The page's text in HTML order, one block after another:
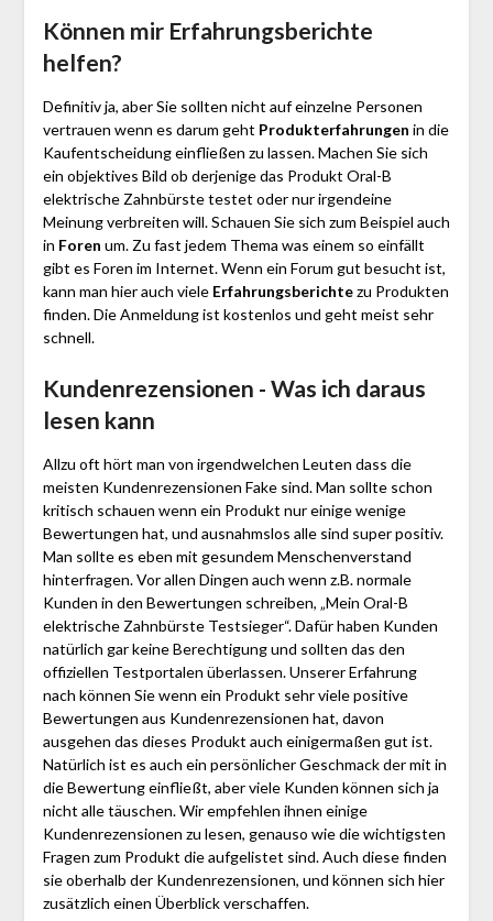
Können mir Erfahrungsberichte
helfen?
Definitiv ja, aber Sie sollten nicht auf einzelne Personen
vertrauen wenn es darum geht Produkterfahrungen in die
Kaufentscheidung einfließen zu lassen. Machen Sie sich
ein objektives Bild ob derjenige das Produkt Oral-B
elektrische Zahnbürste testet oder nur irgendeine
Meinung verbreiten will. Schauen Sie sich zum Beispiel auch
in Foren um. Zu fast jedem Thema was einem so einfällt
gibt es Foren im Internet. Wenn ein Forum gut besucht ist,
kann man hier auch viele Erfahrungsberichtezu Produkten
finden. Die Anmeldung ist kostenlos und geht meist sehr
schnell.
Kundenrezensionen - Was ich daraus
lesen kann
Allzu oft hört man von irgendwelchen Leuten dass die
meisten Kundenrezensionen Fake sind. Man sollte schon
kritisch schauen wenn ein Produkt nur einige wenige
Bewertungen hat, und ausnahmslos alle sind super positiv.
Man sollte es eben mit gesundem Menschenverstand
hinterfragen. Vor allen Dingen auch wenn z.B. normale
Kunden in den Bewertungen schreiben, „Mein Oral-B
elektrische Zahnbürste Testsieger“. Dafür haben Kunden
natürlich gar keine Berechtigung und sollten das den
offiziellen Testportalen überlassen. Unserer Erfahrung
nach können Sie wenn ein Produkt sehr viele positive
Bewertungen aus Kundenrezensionen hat, davon
ausgehen das dieses Produkt auch einigermaßen gut ist.
Natürlich ist es auch ein persönlicher Geschmack der mit in
die Bewertung einfließt, aber viele Kunden können sich ja
nicht alle täuschen. Wir empfehlen ihnen einige
Kundenrezensionen zu lesen, genauso wie die wichtigsten
Fragen zum Produkt die aufgelistet sind. Auch diese finden
sie oberhalb der Kundenrezensionen, und können sich hier
zusätzlich einen Überblick verschaffen.